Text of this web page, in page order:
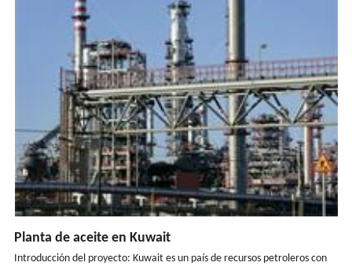
Planta de aceite en Kuwait
Introducción del proyecto: Kuwait es un país de recursos petroleros con